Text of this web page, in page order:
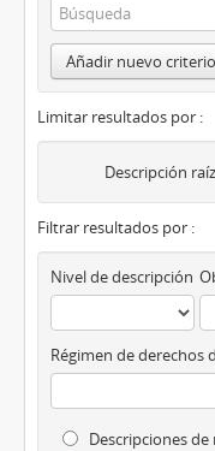
Añadir nuevo criterio
Limitar resultados por :
Descripción raíz
Filtrar resultados por :
Nivel de descripción
Descripciones